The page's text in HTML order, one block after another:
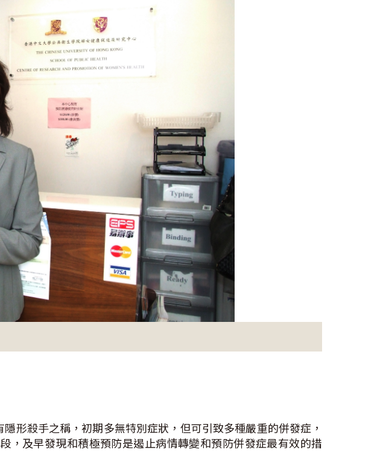
形殺手之稱，初期多無特別症狀，但可引致多種嚴重的併發症，
，及早發現和積極預防是遏止病情轉變和預防併發症最有效的措